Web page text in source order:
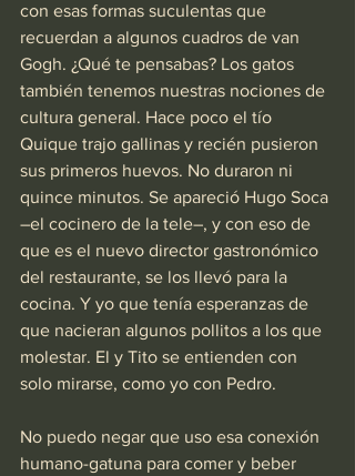
con esas formas suculentas que
recuerdan a algunos cuadros de van
Gogh. ¿Qué te pensabas? Los gatos
también tenemos nuestras nociones de
cultura general. Hace poco el tío
Quique trajo gallinas y recién pusieron
sus primeros huevos. No duraron ni
quince minutos. Se apareció Hugo Soca
–el cocinero de la tele–, y con eso de
que es el nuevo director gastronómico
del restaurante, se los llevó para la
cocina. Y yo que tenía esperanzas de
que nacieran algunos pollitos a los que
molestar. El y Tito se entienden con
solo mirarse, como yo con Pedro.
No puedo negar que uso esa conexión
humano-gatuna para comer y beber